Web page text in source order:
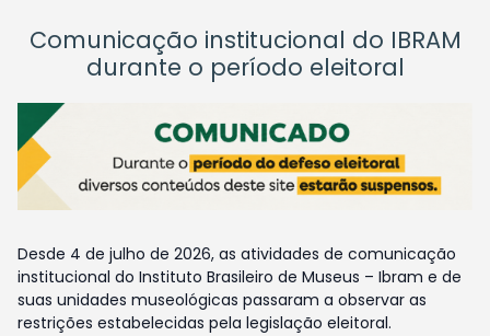
Comunicação institucional do IBRAM
durante o período eleitoral
Desde 4 de julho de 2026, as atividades de comunicação
institucional do Instituto Brasileiro de Museus – Ibram e de
suas unidades museológicas passaram a observar as
restrições estabelecidas pela legislação eleitoral.